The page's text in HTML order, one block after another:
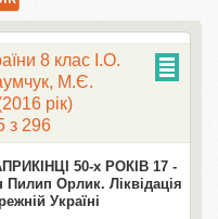
8 клас І.О.
М.Є.
рік)
з 296
50-х РОКІВ 17 -
Пилип Орлик. Ліквідація
Україні